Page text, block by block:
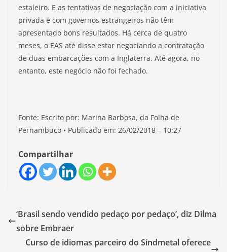
estaleiro. E as tentativas de negociação com a iniciativa
privada e com governos estrangeiros não têm
apresentado bons resultados. Há cerca de quatro
meses, o EAS até disse estar negociando a contratação
de duas embarcações com a Inglaterra. Até agora, no
entanto, este negócio não foi fechado.
Fonte: Escrito por: Marina Barbosa, da Folha de
Pernambuco • Publicado em: 26/02/2018 – 10:27
Compartilhar
‘Brasil sendo vendido pedaço por pedaço’, diz Dilma
sobre Embraer
Curso de idiomas parceiro do Sindmetal oferece